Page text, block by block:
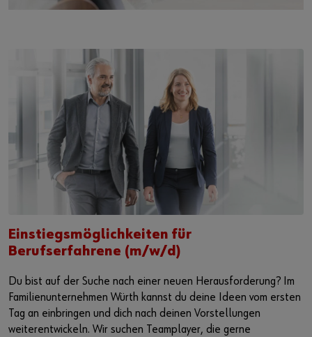
Einstiegsmöglichkeiten für
Berufserfahrene (m/w/d)
Du bist auf der Suche nach einer neuen Herausforderung? Im
Familienunternehmen Würth kannst du deine Ideen vom ersten
Tag an einbringen und dich nach deinen Vorstellungen
weiterentwickeln. Wir suchen Teamplayer, die gerne